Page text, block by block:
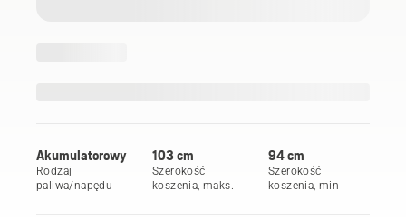
Akumulatorowy
Rodzaj
paliwa/napędu
103 cm
Szerokość
koszenia, maks.
94 cm
Szerokość
koszenia, min